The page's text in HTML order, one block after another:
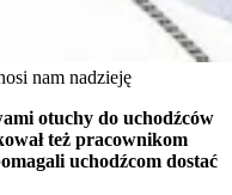
nam nadzieję
otuchy do uchodźców
też pracownikom
uchodźcom dostać